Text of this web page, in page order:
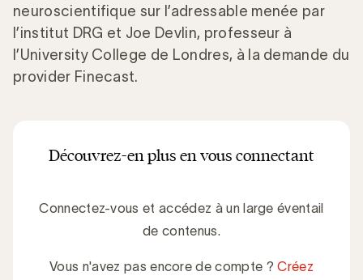
neuroscientifique sur l’adressable menée par
l’institut DRG et Joe Devlin, professeur à
l’University College de Londres, à la demande du
provider Finecast.
Découvrez-en plus en vous connectant
Connectez-vous et accédez à un large éventail
de contenus.
Vous n'avez pas encore de compte ?Créez